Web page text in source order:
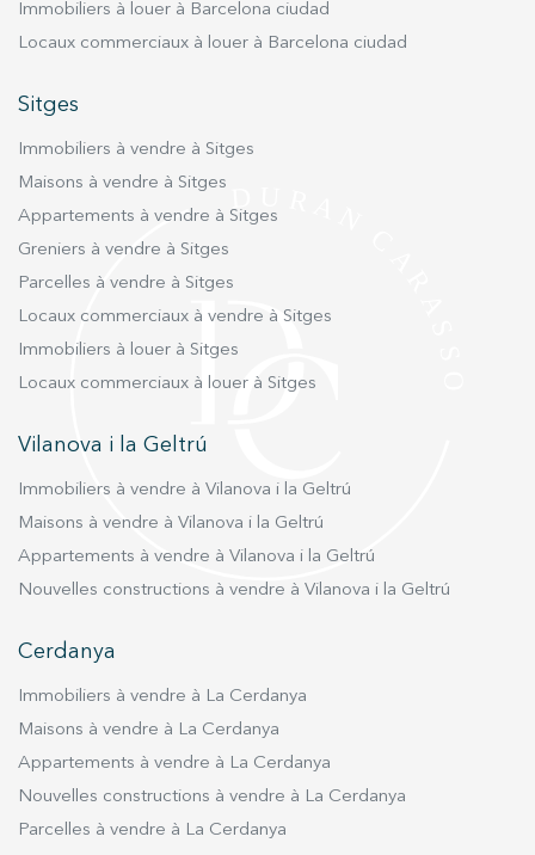
Immobiliers à louer à Barcelona ciudad
Locaux commerciaux à louer à Barcelona ciudad
Sitges
Immobiliers à vendre à Sitges
Maisons à vendre à Sitges
Appartements à vendre à Sitges
Greniers à vendre à Sitges
Parcelles à vendre à Sitges
Locaux commerciaux à vendre à Sitges
Immobiliers à louer à Sitges
Locaux commerciaux à louer à Sitges
Vilanova i la Geltrú
Immobiliers à vendre à Vilanova i la Geltrú
Maisons à vendre à Vilanova i la Geltrú
Appartements à vendre à Vilanova i la Geltrú
Nouvelles constructions à vendre à Vilanova i la Geltrú
Cerdanya
Immobiliers à vendre à La Cerdanya
Maisons à vendre à La Cerdanya
Appartements à vendre à La Cerdanya
Nouvelles constructions à vendre à La Cerdanya
Parcelles à vendre à La Cerdanya
habitudes de navigation sur le site Web et afficher des
publicités liées au profil de navigation de l'utilisateur.